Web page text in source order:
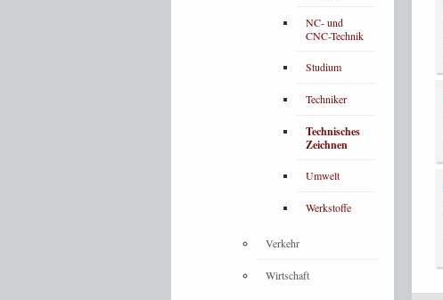
NC- und
CNC-Technik
Studium
Techniker
Technisches
Zeichnen
Umwelt
Werkstoffe
Verkehr
Wirtschaft